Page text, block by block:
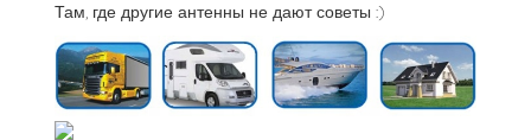
Там, где другие антенны не дают советы :)